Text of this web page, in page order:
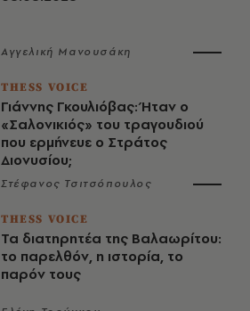
Αγγελική Μανουσάκη
THESS VOICE
Γιάννης Γκουλιόβας: Ήταν ο
«Σαλονικιός» του τραγουδιού
που ερμήνευε ο Στράτος
Διονυσίου;
Στέφανος Τσιτσόπουλος
THESS VOICE
Τα διατηρητέα της Βαλαωρίτου:
το παρελθόν, η ιστορία, το
παρόν τους